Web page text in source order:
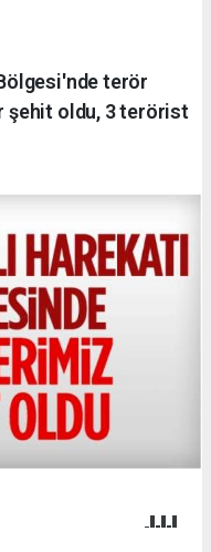
terör
şehit oldu, 3 terörist